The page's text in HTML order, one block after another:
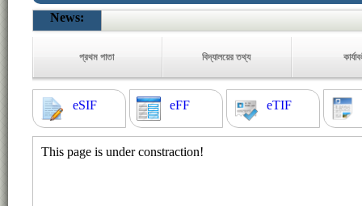
News:
প্রথম পাতা বিদ্যালয়ের তথ্য
eSIF eFF eTIF
This page is under constraction!